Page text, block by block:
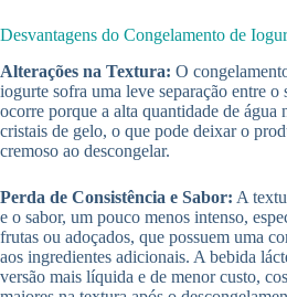
Desvantagens do Congelamento de
Alterações na Textura: O
iogurte sofra uma leve separação entre o
ocorre porque a alta quantidade de água
cristais de gelo, o que pode deixar o
cremoso ao descongelar.
Perda de Consistência e Sabor: A
e o sabor, um pouco menos intenso,
frutas ou adoçados, que possuem uma
aos ingredientes adicionais. A bebida
versão mais líquida e de menor custo,